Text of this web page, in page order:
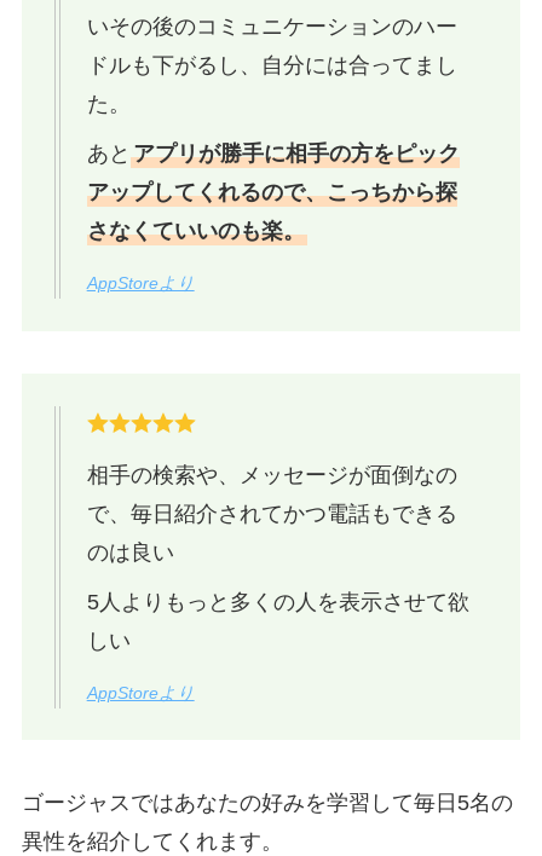
いその後のコミュニケーションのハー
ドルも下がるし、自分には合ってまし
た。
あと アプリが勝手に相手の方をピック
アップしてくれるので、こっちから探
さなくていいのも楽。
AppStoreより
相手の検索や、メッセージが面倒なの
で、毎日紹介されてかつ電話もできる
のは良い
5人よりもっと多くの人を表示させて欲
しい
AppStoreより
ゴージャスではあなたの好みを学習して毎日5名の
異性を紹介してくれます。